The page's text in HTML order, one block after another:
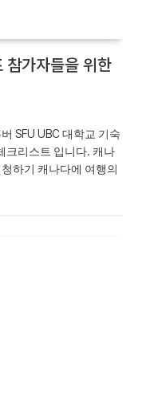
참가자들을 위한
SFU UBC 대학교 기숙
크리스트 입니다. 캐나
하기 캐나다에 여행의